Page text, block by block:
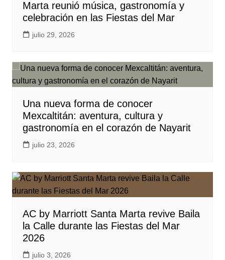
Marta reunió música, gastronomía y
celebración en las Fiestas del Mar
julio 29, 2026
Una nueva forma de conocer
Mexcaltitán: aventura, cultura y
gastronomía en el corazón de Nayarit
julio 23, 2026
AC by Marriott Santa Marta revive Baila
la Calle durante las Fiestas del Mar
2026
julio 3, 2026